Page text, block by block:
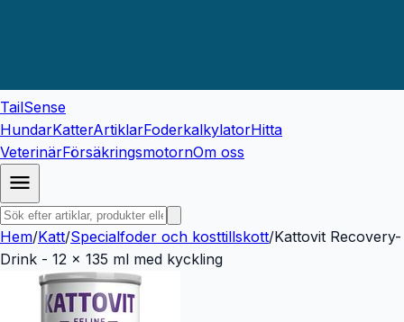
TailSense
HundarKatterArtiklarFoderkalkylatorHitta
VeterinärFörsäkringsmotornOm oss
Hem/Katt/Specialfoder och kosttillskott/Kattovit Recovery-
Drink - 12 x 135 ml med kyckling